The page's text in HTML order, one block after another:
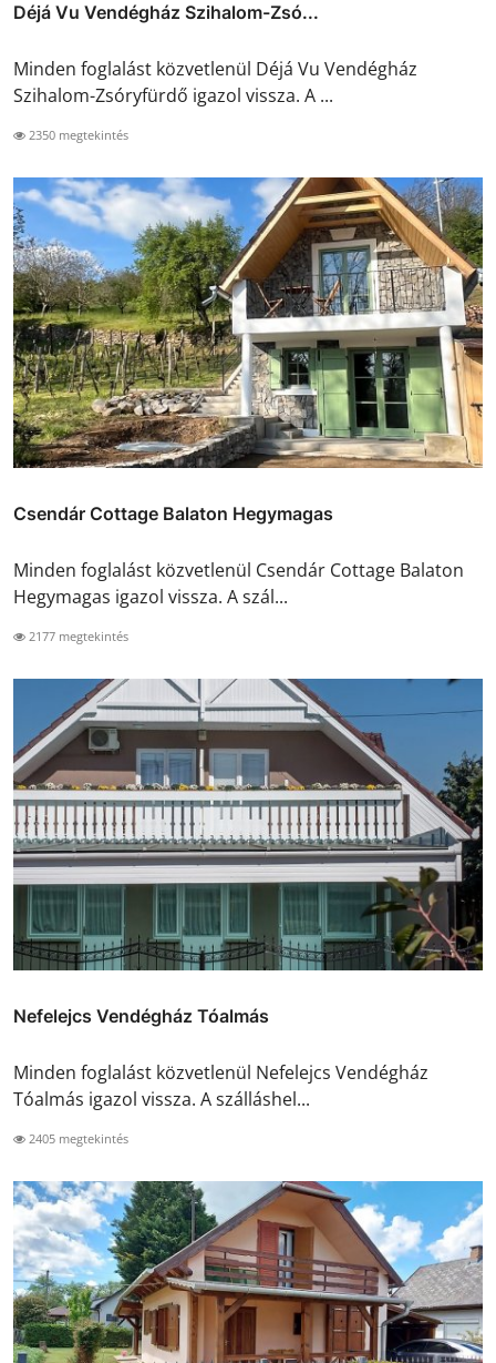
Déjá Vu Vendégház Szihalom-Zsó...
Minden foglalást közvetlenül Déjá Vu Vendégház
Szihalom-Zsóryfürdő igazol vissza. A ...
2350 megtekintés
Csendár Cottage Balaton Hegymagas
Minden foglalást közvetlenül Csendár Cottage Balaton
Hegymagas igazol vissza. A szál...
2177 megtekintés
Nefelejcs Vendégház Tóalmás
Minden foglalást közvetlenül Nefelejcs Vendégház
Tóalmás igazol vissza. A szálláshel...
2405 megtekintés